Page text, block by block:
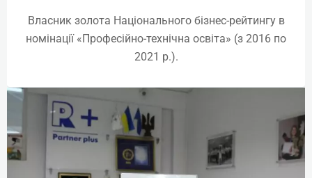
Власник золота Національного бізнес-рейтингу в
номінації «Професійно-технічна освіта» (з 2016 по
2021 р.).